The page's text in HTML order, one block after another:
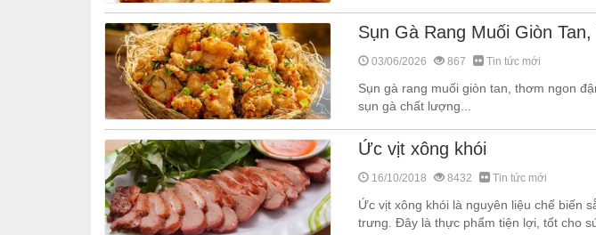
Sụn Gà Rang Muối Giòn
03/06/2026 867 Tin tức mới
Sụn gà rang muối giòn tan, thơm ngon
sụn gà chất lượng...
Ức vịt xông khói
16/10/2018 8432 Tin tức mới
Ức vịt xông khói là nguyên liệu chế biến
trưng. Đây là thực phẩm tiện lợi, tốt cho